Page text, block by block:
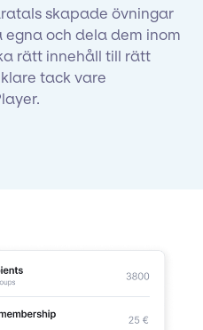
skapade övningar
egna och dela dem inom
rätt innehåll till rätt
tack vare